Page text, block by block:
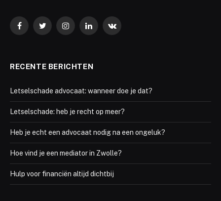
FacebookTwitterInstagramLinkedInVKontakte
RECENTE BERICHTEN
Letselschade advocaat: wanneer doe je dat?
Letselschade: heb je recht op meer?
Heb je echt een advocaat nodig na een ongeluk?
Hoe vind je een mediator in Zwolle?
Hulp voor financiën altijd dichtbij